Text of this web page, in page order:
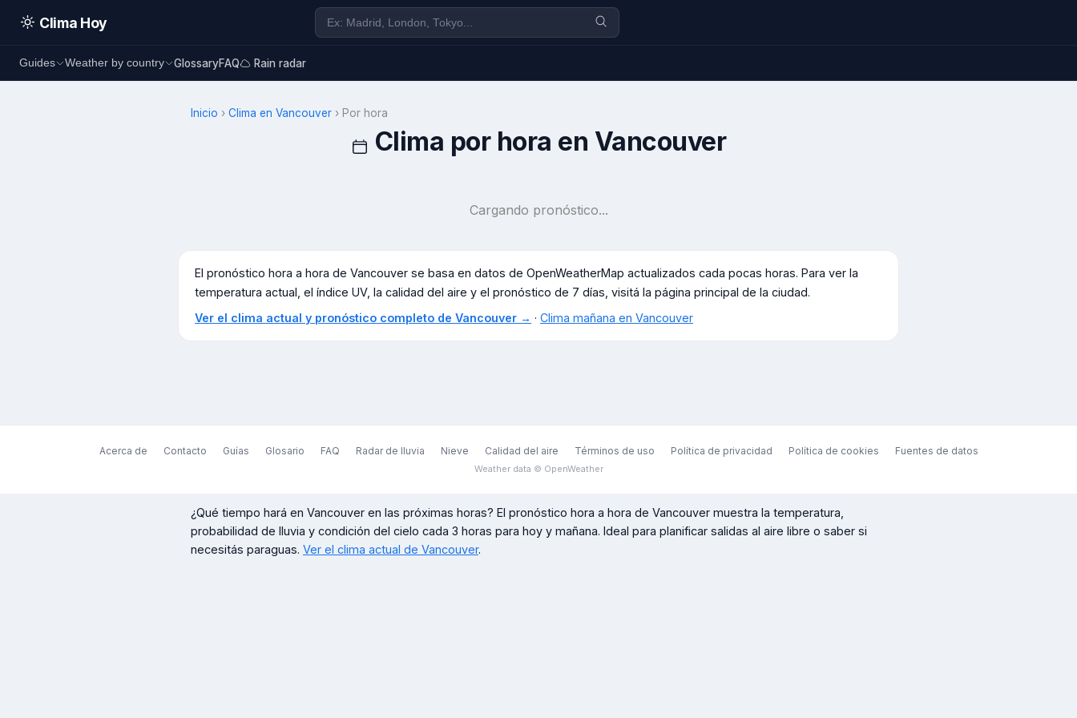
Clima Hoy
Guides Weather by country GlossaryFAQ Rain radar
Inicio › Clima en Vancouver › Por hora
Clima por hora en Vancouver
Cargando pronóstico...
El pronóstico hora a hora de Vancouver se basa en datos de OpenWeatherMap actualizados cada pocas horas. Para ver la
temperatura actual, el índice UV, la calidad del aire y el pronóstico de 7 días, visitá la página principal de la ciudad.
Ver el clima actual y pronóstico completo de Vancouver → · Clima mañana en Vancouver
Acerca de Contacto Guías Glosario FAQ Radar de lluvia Nieve Calidad del aire Términos de uso Política de privacidad Política de cookies Fuentes de datos
Weather data © OpenWeather
¿Qué tiempo hará en Vancouver en las próximas horas? El pronóstico hora a hora de Vancouver muestra la temperatura,
probabilidad de lluvia y condición del cielo cada 3 horas para hoy y mañana. Ideal para planificar salidas al aire libre o saber si
necesitás paraguas. Ver el clima actual de Vancouver.